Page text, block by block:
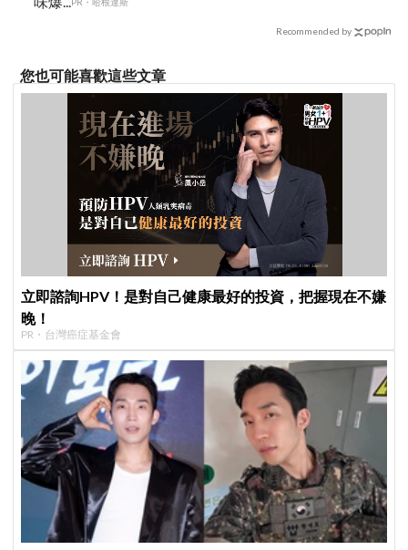
Recommended by
您也可能喜歡這些文章
立即諮詢HPV！是對自己健康最好的投資，把握現在不嫌
晚！
PR・台灣癌症基金會